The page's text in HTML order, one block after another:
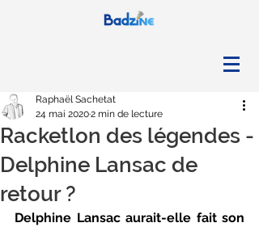
Racketlon des légendes -
Delphine Lansac de
retour ?
Raphaël Sachetat
24 mai 20202 min de lecture
Delphine Lansac aurait-elle fait son